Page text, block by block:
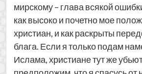
мирскому – глава всякой
как высоко и почетно мое
христиан, и как раскрыты
блага. Если я только подам
Ислама, христиане тут же